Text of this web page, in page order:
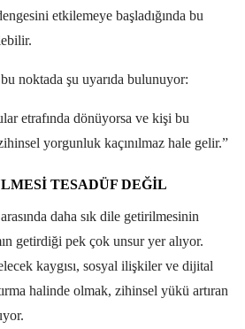
etkilemeye başladığında bu
noktada şu uyarıda bulunuyor:
etrafında dönüyorsa ve kişi bu
yorgunluk kaçınılmaz hale gelir.”
TESADÜF DEĞIL
daha sık dile getirilmesinin
getirdiği pek çok unsur yer alıyor.
kaygısı, sosyal ilişkiler ve dijital
halinde olmak, zihinsel yükü artıran